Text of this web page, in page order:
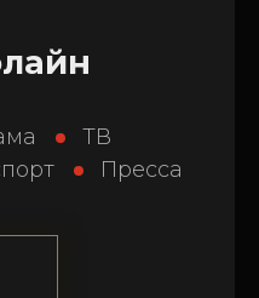
ТВ
Пресса